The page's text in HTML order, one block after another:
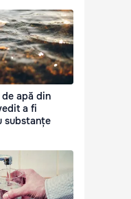
apă din
a fi
substanțe